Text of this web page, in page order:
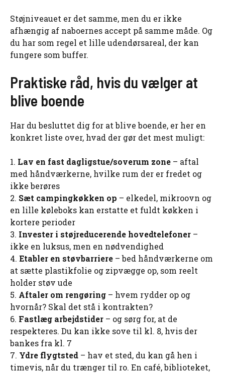
Støjniveauet er det samme, men du er ikke
afhængig af naboernes accept på samme måde. Og
du har som regel et lille udendørsareal, der kan
fungere som buffer.
Praktiske råd, hvis du vælger at
blive boende
Har du besluttet dig for at blive boende, er her en
konkret liste over, hvad der gør det mest muligt:
1. Lav en fast dagligstue/soverum zone – aftal
med håndværkerne, hvilke rum der er fredet og
ikke berøres
2. Sæt campingkøkken op – elkedel, mikroovn og
en lille køleboks kan erstatte et fuldt køkken i
kortere perioder
3. Invester i støjreducerende hovedtelefoner –
ikke en luksus, men en nødvendighed
4. Etabler en støvbarriere – bed håndværkerne om
at sætte plastikfolie og zipvægge op, som reelt
holder støv ude
5. Aftaler om rengøring – hvem rydder op og
hvornår? Skal det stå i kontrakten?
6. Fastlæg arbejdstider – og sørg for, at de
respekteres. Du kan ikke sove til kl. 8, hvis der
bankes fra kl. 7
7. Ydre flygtsted – hav et sted, du kan gå hen i
timevis, når du trænger til ro. En café, biblioteket,